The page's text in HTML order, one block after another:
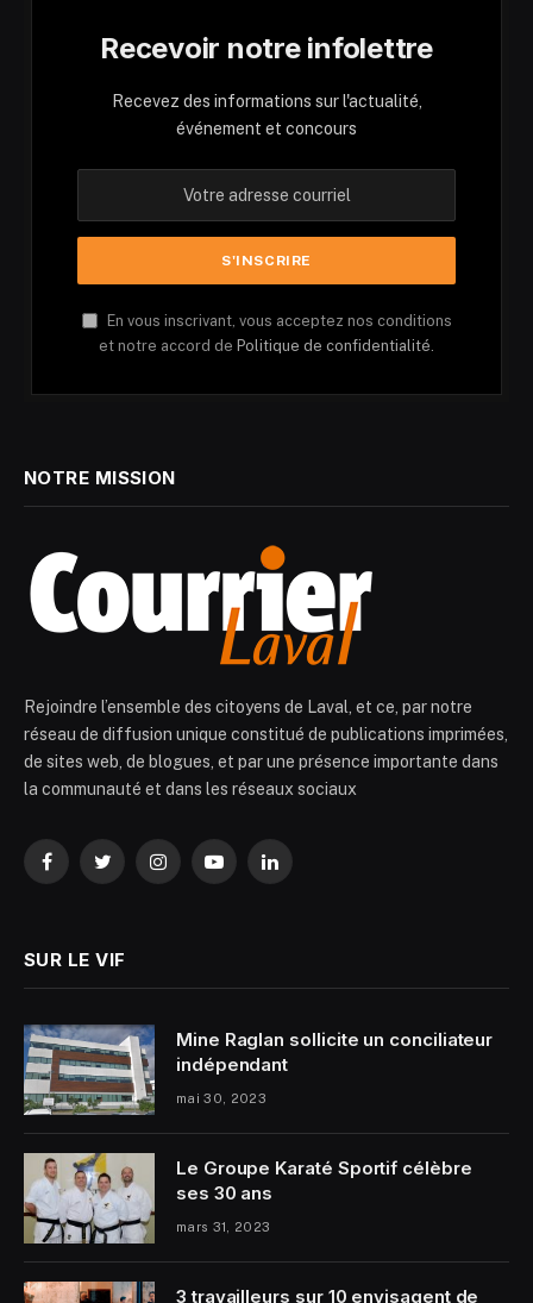
Recevoir notre infolettre
Recevez des informations sur l'actualité,
événement et concours
En vous inscrivant, vous acceptez nos conditions
et notre accord de Politique de confidentialité.
NOTRE MISSION
Rejoindre l’ensemble des citoyens de Laval, et ce, par notre
réseau de diffusion unique constitué de publications imprimées,
de sites web, de blogues, et par une présence importante dans
la communauté et dans les réseaux sociaux
FacebookTwitterInstagramYouTubeLinkedIn
SUR LE VIF
Mine Raglan sollicite un conciliateur
indépendant
mai 30, 2023
Le Groupe Karaté Sportif célèbre
ses 30 ans
mars 31, 2023
3 travailleurs sur 10 envisagent de